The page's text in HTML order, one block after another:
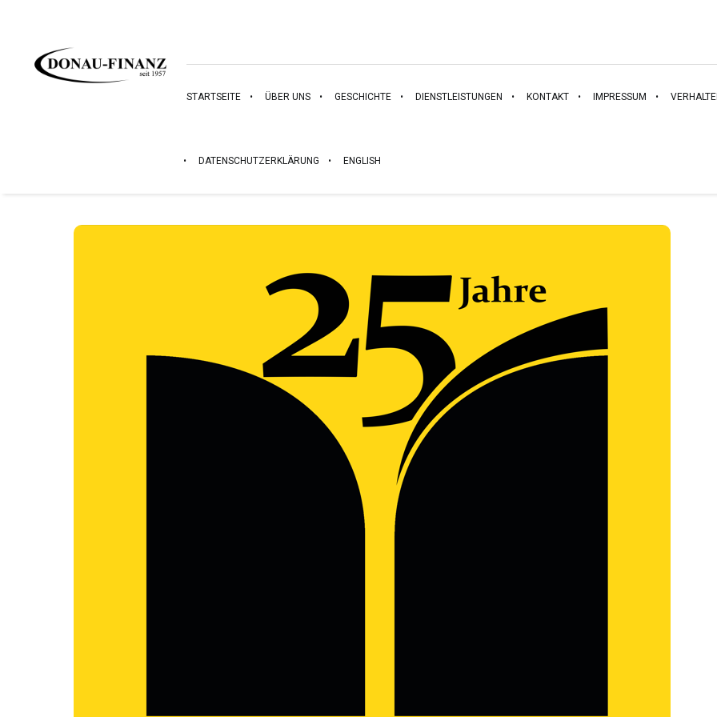
STARTSEITE ÜBER UNS GESCHICHTE DIENSTLEISTUNGEN KONTAKT IMPRESSUM
DATENSCHUTZERKLÄRUNG ENGLISH